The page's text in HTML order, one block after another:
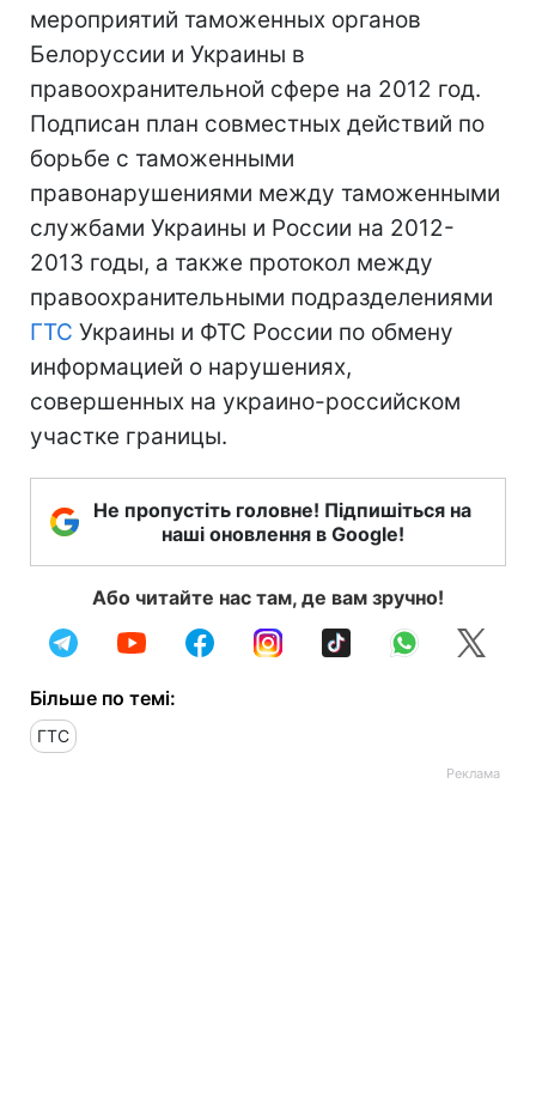
мероприятий таможенных органов
Белоруссии и Украины в
правоохранительной сфере на 2012 год.
Подписан план совместных действий по
борьбе с таможенными
правонарушениями между таможенными
службами Украины и России на 2012-
2013 годы, а также протокол между
правоохранительными подразделениями
ГТС Украины и ФТС России по обмену
информацией о нарушениях,
совершенных на украино-российском
участке границы.
Не пропустіть головне! Підпишіться на
наші оновлення в Google!
Або читайте нас там, де вам зручно!
Більше по темі:
ГТС